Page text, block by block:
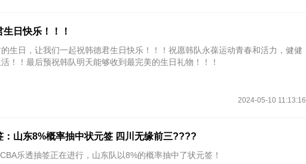
日快乐！！！
生日，让我们一起祝韩德君生日快乐！！！祝愿韩队永葆运动青春和活力，健健
！！最后预祝韩队明天能够收到最完美的生日礼物！！！
2024-05-10 11:13:16
山东8%概率抽中状元签 四川无缘前三????
乐透抽签正在进行，山东队以8%的概率抽中了状元签！